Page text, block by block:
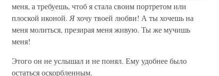
меня, а требуешь, чтоб я стала своим портретом или
плоской иконой. Яхочу твоей любви! А ты хочешь на
меня молиться, презирая меня живую. Ты же мучишь
меня!
Этого он не услышал и не понял. Ему удобнее было
остаться оскорбленным.